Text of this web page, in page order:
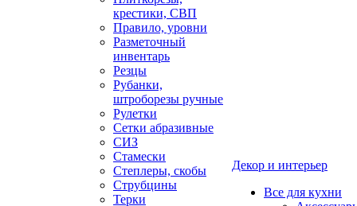
крестики, СВП
Правило, уровни
Разметочный
инвентарь
Резцы
Рубанки,
штроборезы ручные
Рулетки
Сетки абразивные
СИЗ
Стамески
Степлеры, скобы
Струбцины
Терки
Декор и интерьер
Все для кухни